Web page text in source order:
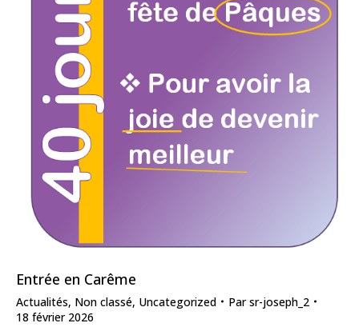
Entrée en Carême
Actualités, Non classé, Uncategorized Parsr-joseph_2
18 février 2026